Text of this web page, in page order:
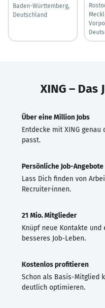
Baden-Württemberg,
Deutschland
XING –
Über eine Million Jobs
Entdecke mit XING genau
passt.
Persönliche Job-Angebote
Lass Dich finden von
Recruiter·innen.
21 Mio. Mitglieder
Knüpf neue Kontakte
besseres Job-Leben.
Kostenlos profitieren
Schon als Basis-Mitglied
deutlich optimieren.